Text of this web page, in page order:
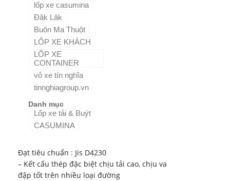
lốp xe casumina
Đăk Lăk
Buôn Ma Thuột
LỐP XE KHÁCH
LỐP XE
CONTAINER
vỏ xe tín nghĩa
tinnghiagroup.vn
Danh mục
Lốp xe tải & Buýt
CASUMINA
Đạt tiêu chuẩn : Jis D4230
– Kết cấu thép đặc biệt chịu tải cao, chịu va
đập tốt trên nhiều loại đường